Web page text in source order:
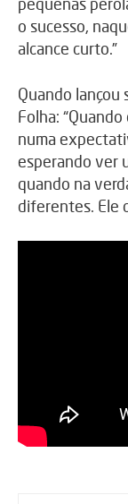
o sucesso,
alcance curto.”
Quando lançou
Folha:
numa
esperando ver
quando na
diferentes. Ele